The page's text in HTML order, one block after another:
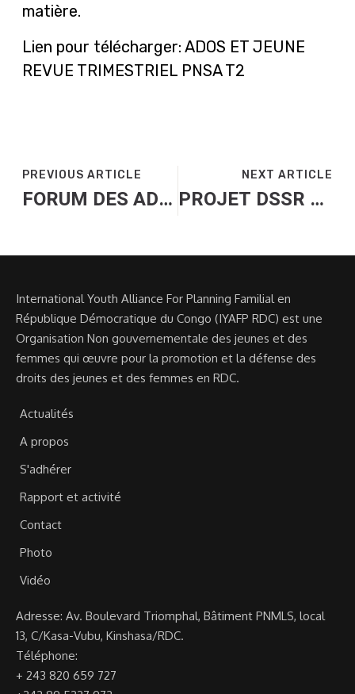
matière.
Lien pour télécharger: ADOS ET JEUNE
REVUE TRIMESTRIEL PNSA T2
PREVIOUS ARTICLE
FORUM DES ADOLESCENTS ET JEUNES SUR LA SANTE SEXUELLE ET REPRODUCTIVE
NEXT ARTICLE
PROJET DSSR ADOS ET JEUNES EN PARTENARIAT AVEC PATHFINDER INTERNATIONAL
International Youth Alliance For Planning Familial en
République Démocratique du Congo (IYAFP RDC) est une
Organisation Non gouvernementale des jeunes et des
femmes qui œuvre pour la promotion et la défense des
droits des jeunes et des femmes en RDC.
Actualités
A propos
S'adhérer
Rapport et activité
Contact
Photo
Vidéo
Adresse: Av. Boulevard Triomphal, Bâtiment PNMLS, local
13, C/Kasa-Vubu, Kinshasa/RDC.
Téléphone:
+ 243 820 659 727